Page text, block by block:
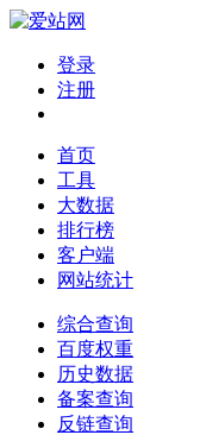
登录
注册
首页
工具
大数据
排行榜
客户端
网站统计
综合查询
百度权重
历史数据
备案查询
反链查询